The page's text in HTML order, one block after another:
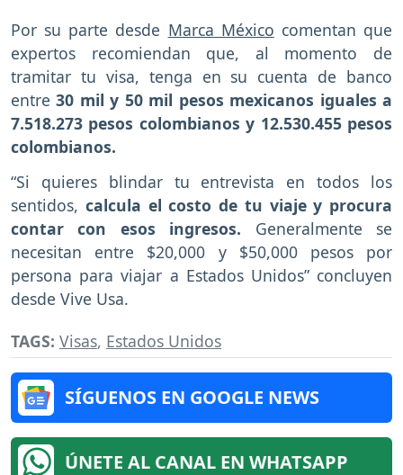
Por su parte desde Marca México comentan que
expertos recomiendan que, al momento de
tramitar tu visa, tenga en su cuenta de banco
entre30 mil y 50 mil pesos mexicanos iguales a
7.518.273 pesos colombianos y 12.530.455 pesos
colombianos.
“Si quieres blindar tu entrevista en todos los
sentidos, calcula el costo de tu viaje y procura
contar con esos ingresos. Generalmente se
necesitan entre $20,000 y $50,000 pesos por
persona para viajar a Estados Unidos” concluyen
desde Vive Usa.
TAGS: Visas, Estados Unidos
SÍGUENOS EN GOOGLE NEWS
ÚNETE AL CANAL EN WHATSAPP